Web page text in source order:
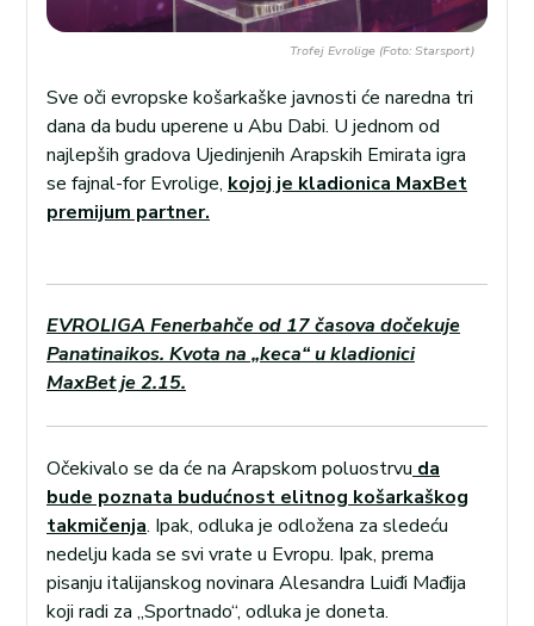
Trofej Evrolige (Foto: Starsport)
Sve oči evropske košarkaške javnosti će naredna tri
dana da budu uperene u Abu Dabi. U jednom od
najlepših gradova Ujedinjenih Arapskih Emirata igra
se fajnal-for Evrolige, kojoj je kladionica MaxBet
premijum partner.
EVROLIGA Fenerbahče od 17 časova dočekuje
Panatinaikos. Kvota na „keca“ u kladionici
MaxBet je 2.15.
Očekivalo se da će na Arapskom poluostrvu da
bude poznata budućnost elitnog košarkaškog
takmičenja. Ipak, odluka je odložena za sledeću
nedelju kada se svi vrate u Evropu. Ipak, prema
pisanju italijanskog novinara Alesandra Luiđi Mađija
koji radi za „Sportnado“, odluka je doneta.